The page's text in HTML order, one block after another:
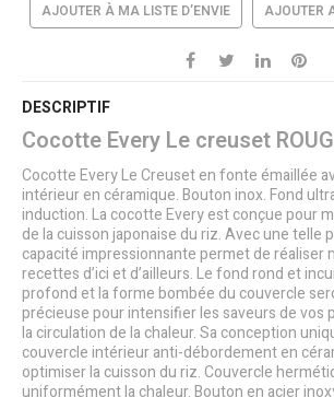
AJOUTER À MA LISTE D’ENVIE AJOUTER
DESCRIPTIF
Cocotte Every Le creuset
Cocotte Every Le Creuset en fonte émaillée
intérieur en céramique. Bouton inox. Fond
induction. La cocotte Every est conçue pour
de la cuisson japonaise du riz. Avec une telle
capacité impressionnante permet de réaliser
recettes d’ici et d’ailleurs. Le fond rond et
profond et la forme bombée du couvercle
précieuse pour intensifier les saveurs de vos
la circulation de la chaleur. Sa conception
couvercle intérieur anti-débordement en
optimiser la cuisson du riz. Couvercle
uniformément la chaleur. Bouton en acier